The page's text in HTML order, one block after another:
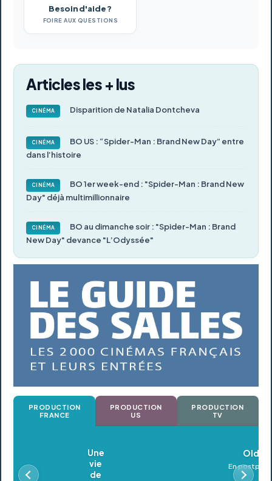
Besoin d'aide ?
FOIRE AUX QUESTIONS
Articles les + lus
CINÉMA Disparition de Natalia Dontcheva
CINÉMA
BO US : “Spider-Man : Brand New Day” entre
dans l’histoire
CINÉMA
BO 1er week-end : "Spider-Man : Brand New
Day" déjà multimillionnaire
CINÉMA
BO au dimanche soir : "Spider-Man : Brand
New Day" devance "L’Odyssée"
PRODUCTION
FRANCE
PRODUCTION
US
PRODUCTION
TV
Oldeupe
En postproduction